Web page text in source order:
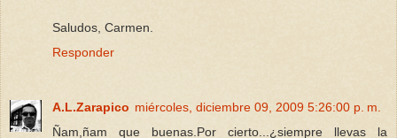
Saludos, Carmen.
Responder
A.L.Zarapico miércoles, diciembre 09, 2009 5:26:00 p. m.
Ñam,ñam que buenas.Por cierto...¿siempre llevas la